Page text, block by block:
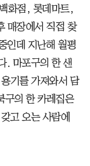
화점, 롯데마트,
매장에서 직접 찾
인데 지난해 월평
. 마포구의 한 샌
기를 가져와서 담
구의 한 카레집은
고 오는 사람에